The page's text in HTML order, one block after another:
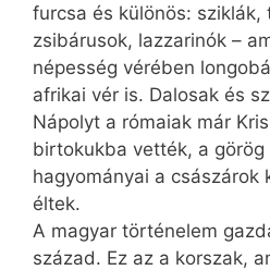
furcsa és különös: sziklák,
zsibárusok, lazzarinók –
népesség vérében
afrikai vér is. Dalosak és
Nápolyt a rómaiak már
birtokukba vették, a
hagyományai a császárok
éltek.
A magyar történelem
század. Ez az a korszak,